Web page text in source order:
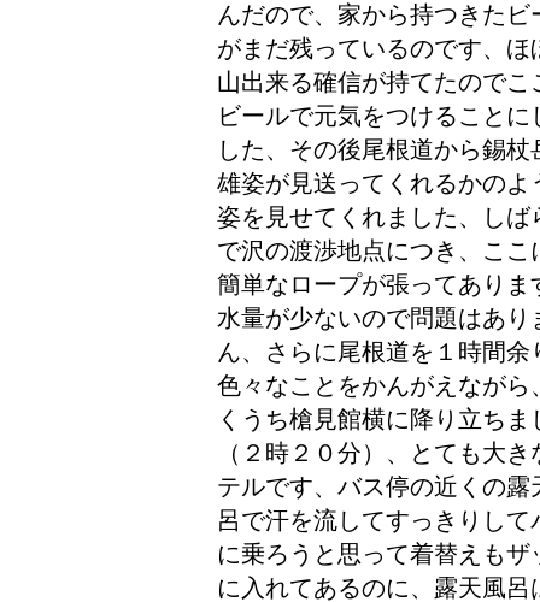
んだので、家から持つきたビ
がまだ残っているのです、ほ
山出来る確信が持てたのでこ
ビールで元気をつけることに
した、その後尾根道から錫杖
雄姿が見送ってくれるかのよ
姿を見せてくれました、しば
で沢の渡渉地点につき、ここ
簡単なロープが張ってありま
水量が少ないので問題はあり
ん、さらに尾根道を１時間余
色々なことをかんがえながら
くうち槍見館横に降り立ちま
（２時２０分）、とても大き
テルです、バス停の近くの露
呂で汗を流してすっきりして
に乗ろうと思って着替えもザ
に入れてあるのに、露天風呂